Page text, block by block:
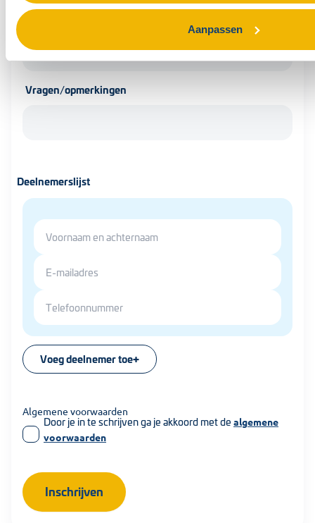
Aanpassen
Vragen/opmerkingen
Deelnemerslijst
Voeg deelnemer toe
Algemene voorwaarden
Door je in te schrijven ga je akkoord met de algemene
voorwaarden